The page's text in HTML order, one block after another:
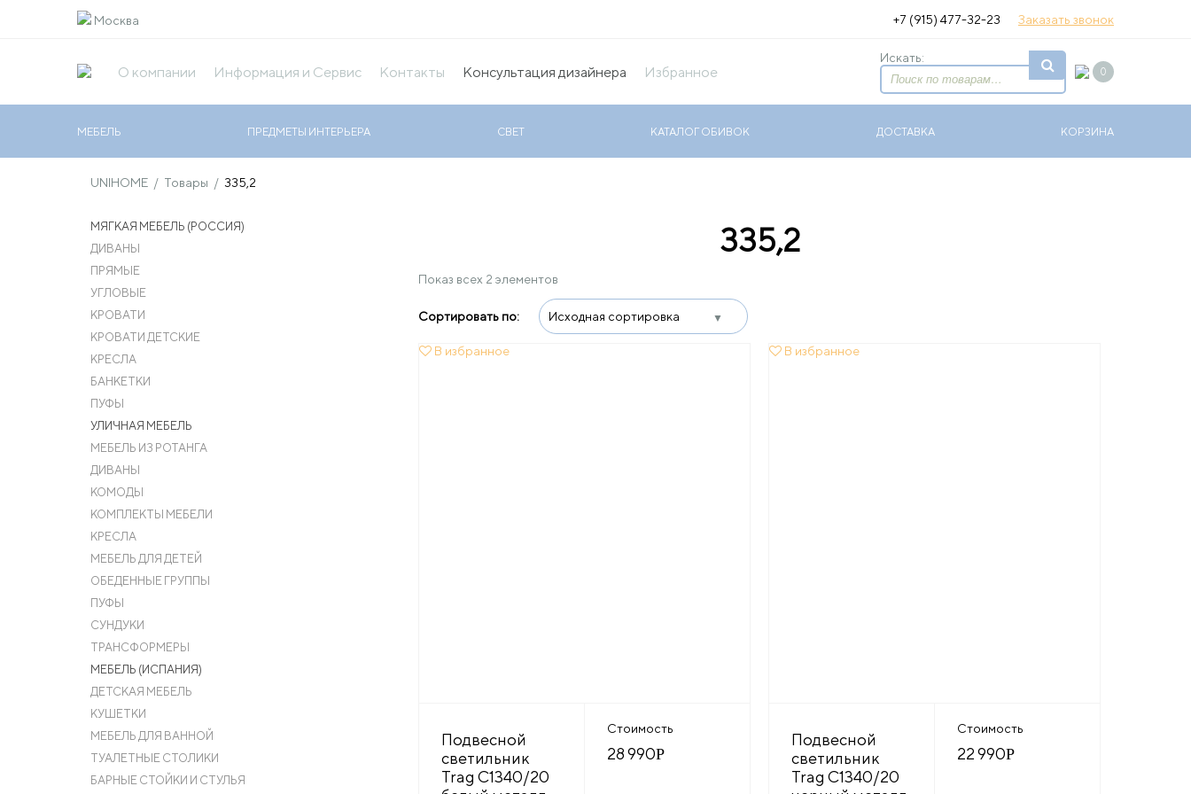
Москва +7 (915) 477-32-23 Заказать звонок
О компании Информация и Сервис Контакты Консультация дизайнера Избранное
Искать:
0
МЕБЕЛЬ ПРЕДМЕТЫ ИНТЕРЬЕРА СВЕТ КАТАЛОГ ОБИВОК ДОСТАВКА КОРЗИНА
UNIHOME / Товары / 335,2
МЯГКАЯ МЕБЕЛЬ (РОССИЯ)
ДИВАНЫ
ПРЯМЫЕ
УГЛОВЫЕ
КРОВАТИ
КРОВАТИ ДЕТСКИЕ
КРЕСЛА
БАНКЕТКИ
ПУФЫ
УЛИЧНАЯ МЕБЕЛЬ
МЕБЕЛЬ ИЗ РОТАНГА
ДИВАНЫ
КОМОДЫ
КОМПЛЕКТЫ МЕБЕЛИ
КРЕСЛА
МЕБЕЛЬ ДЛЯ ДЕТЕЙ
ОБЕДЕННЫЕ ГРУППЫ
ПУФЫ
СУНДУКИ
ТРАНСФОРМЕРЫ
МЕБЕЛЬ (ИСПАНИЯ)
ДЕТСКАЯ МЕБЕЛЬ
КУШЕТКИ
МЕБЕЛЬ ДЛЯ ВАННОЙ
ТУАЛЕТНЫЕ СТОЛИКИ
БАРНЫЕ СТОЙКИ И СТУЛЬЯ
335,2
Показ всех 2 элементов
В избранное
Подвесной
светильник
Trag C1340/20
Стоимость
28 990Р
В избранное
Подвесной
светильник
Trag C1340/20
Стоимость
22 990Р